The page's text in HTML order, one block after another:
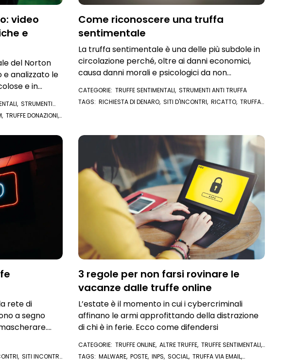
video
e
del Norton
analizzato le
e in
, STRUMENTI
, TRUFFE DONAZIONI,
Come riconoscere una truffa
sentimentale
La truffa sentimentale è una delle più subdole in
circolazione perché, oltre ai danni economici,
causa danni morali e psicologici da non
CATEGORIE: TRUFFE SENTIMENTALI, STRUMENTI ANTI TRUFFA
TAGS: RICHIESTA DI DENARO, SITI D'INCONTRI, RICATTO, TRUFFA
rete di
a segno
, SITI INCONTRI,
3 regole per non farsi rovinare le
vacanze dalle truffe online
L’estate è il momento in cui i cybercriminali
affinano le armi approfittando della distrazione
di chi è in ferie. Ecco come difendersi
CATEGORIE: TRUFFE ONLINE, ALTRE TRUFFE, TRUFFE SENTIMENTALI,
TRUFFE SOCIAL NETWORK
TAGS: MALWARE, POSTE, INPS, SOCIAL, TRUFFA VIA EMAIL,